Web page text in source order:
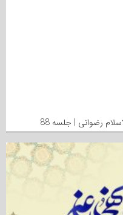
رضوانی | جلسه 88